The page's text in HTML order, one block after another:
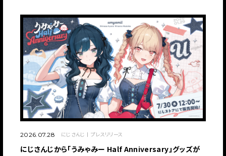
2026.07.28 にじさんじ プレスリリース
にじさんじから「うみゃみー Half Anniversary」グッズが